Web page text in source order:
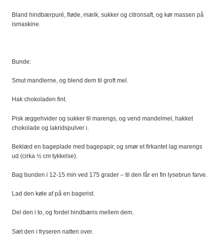
Bland hindbærpuré, fløde, mælk, sukker og citronsaft, og kør massen på
ismaskine.
Bunde:
Smut mandlerne, og blend dem til groft mel.
Hak chokoladen fint.
Pisk æggehvider og sukker til marengs, og vend mandelmel, hakket
chokolade og lakridspulver i.
Beklæd en bageplade med bagepapir, og smør et firkantet lag marengs
ud (cirka ½ cm tykkelse).
Bag bunden i 12-15 min ved 175 grader – til den får en fin lysebrun farve.
Lad den køle af på en bagerist.
Del den i to, og fordel hindbæris mellem dem.
Sæt den i fryseren natten over.